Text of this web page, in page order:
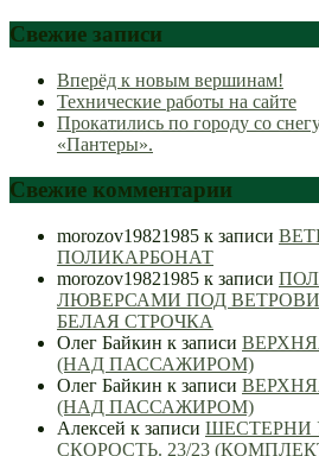
Свежие записи
Вперёд к новым вершинам!
Технические работы на сайте
Прокатились по городу со
«Пантеры».
Свежие комментарии
morozov19821985 к записи
ПОЛИКАРБОНАТ
morozov19821985 к записи
ЛЮВЕРСАМИ ПОД
БЕЛАЯ СТРОЧКА
Олег Байкин к записи
(НАД ПАССАЖИРОМ)
Олег Байкин к записи
(НАД ПАССАЖИРОМ)
Алексей к записи ШЕСТЕРНИ
СКОРОСТЬ. 23/23